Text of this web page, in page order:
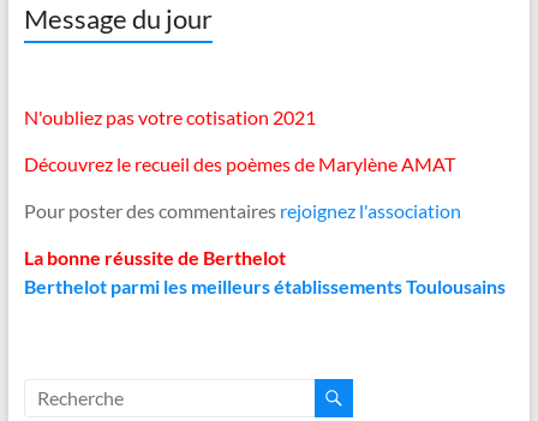
Message du jour
N'oubliez pas votre cotisation 2021
Découvrez le recueil des poèmes de Marylène AMAT
Pour poster des commentaires rejoignez l'association
La bonne réussite de Berthelot
Berthelot parmi les meilleurs établissements Toulousains